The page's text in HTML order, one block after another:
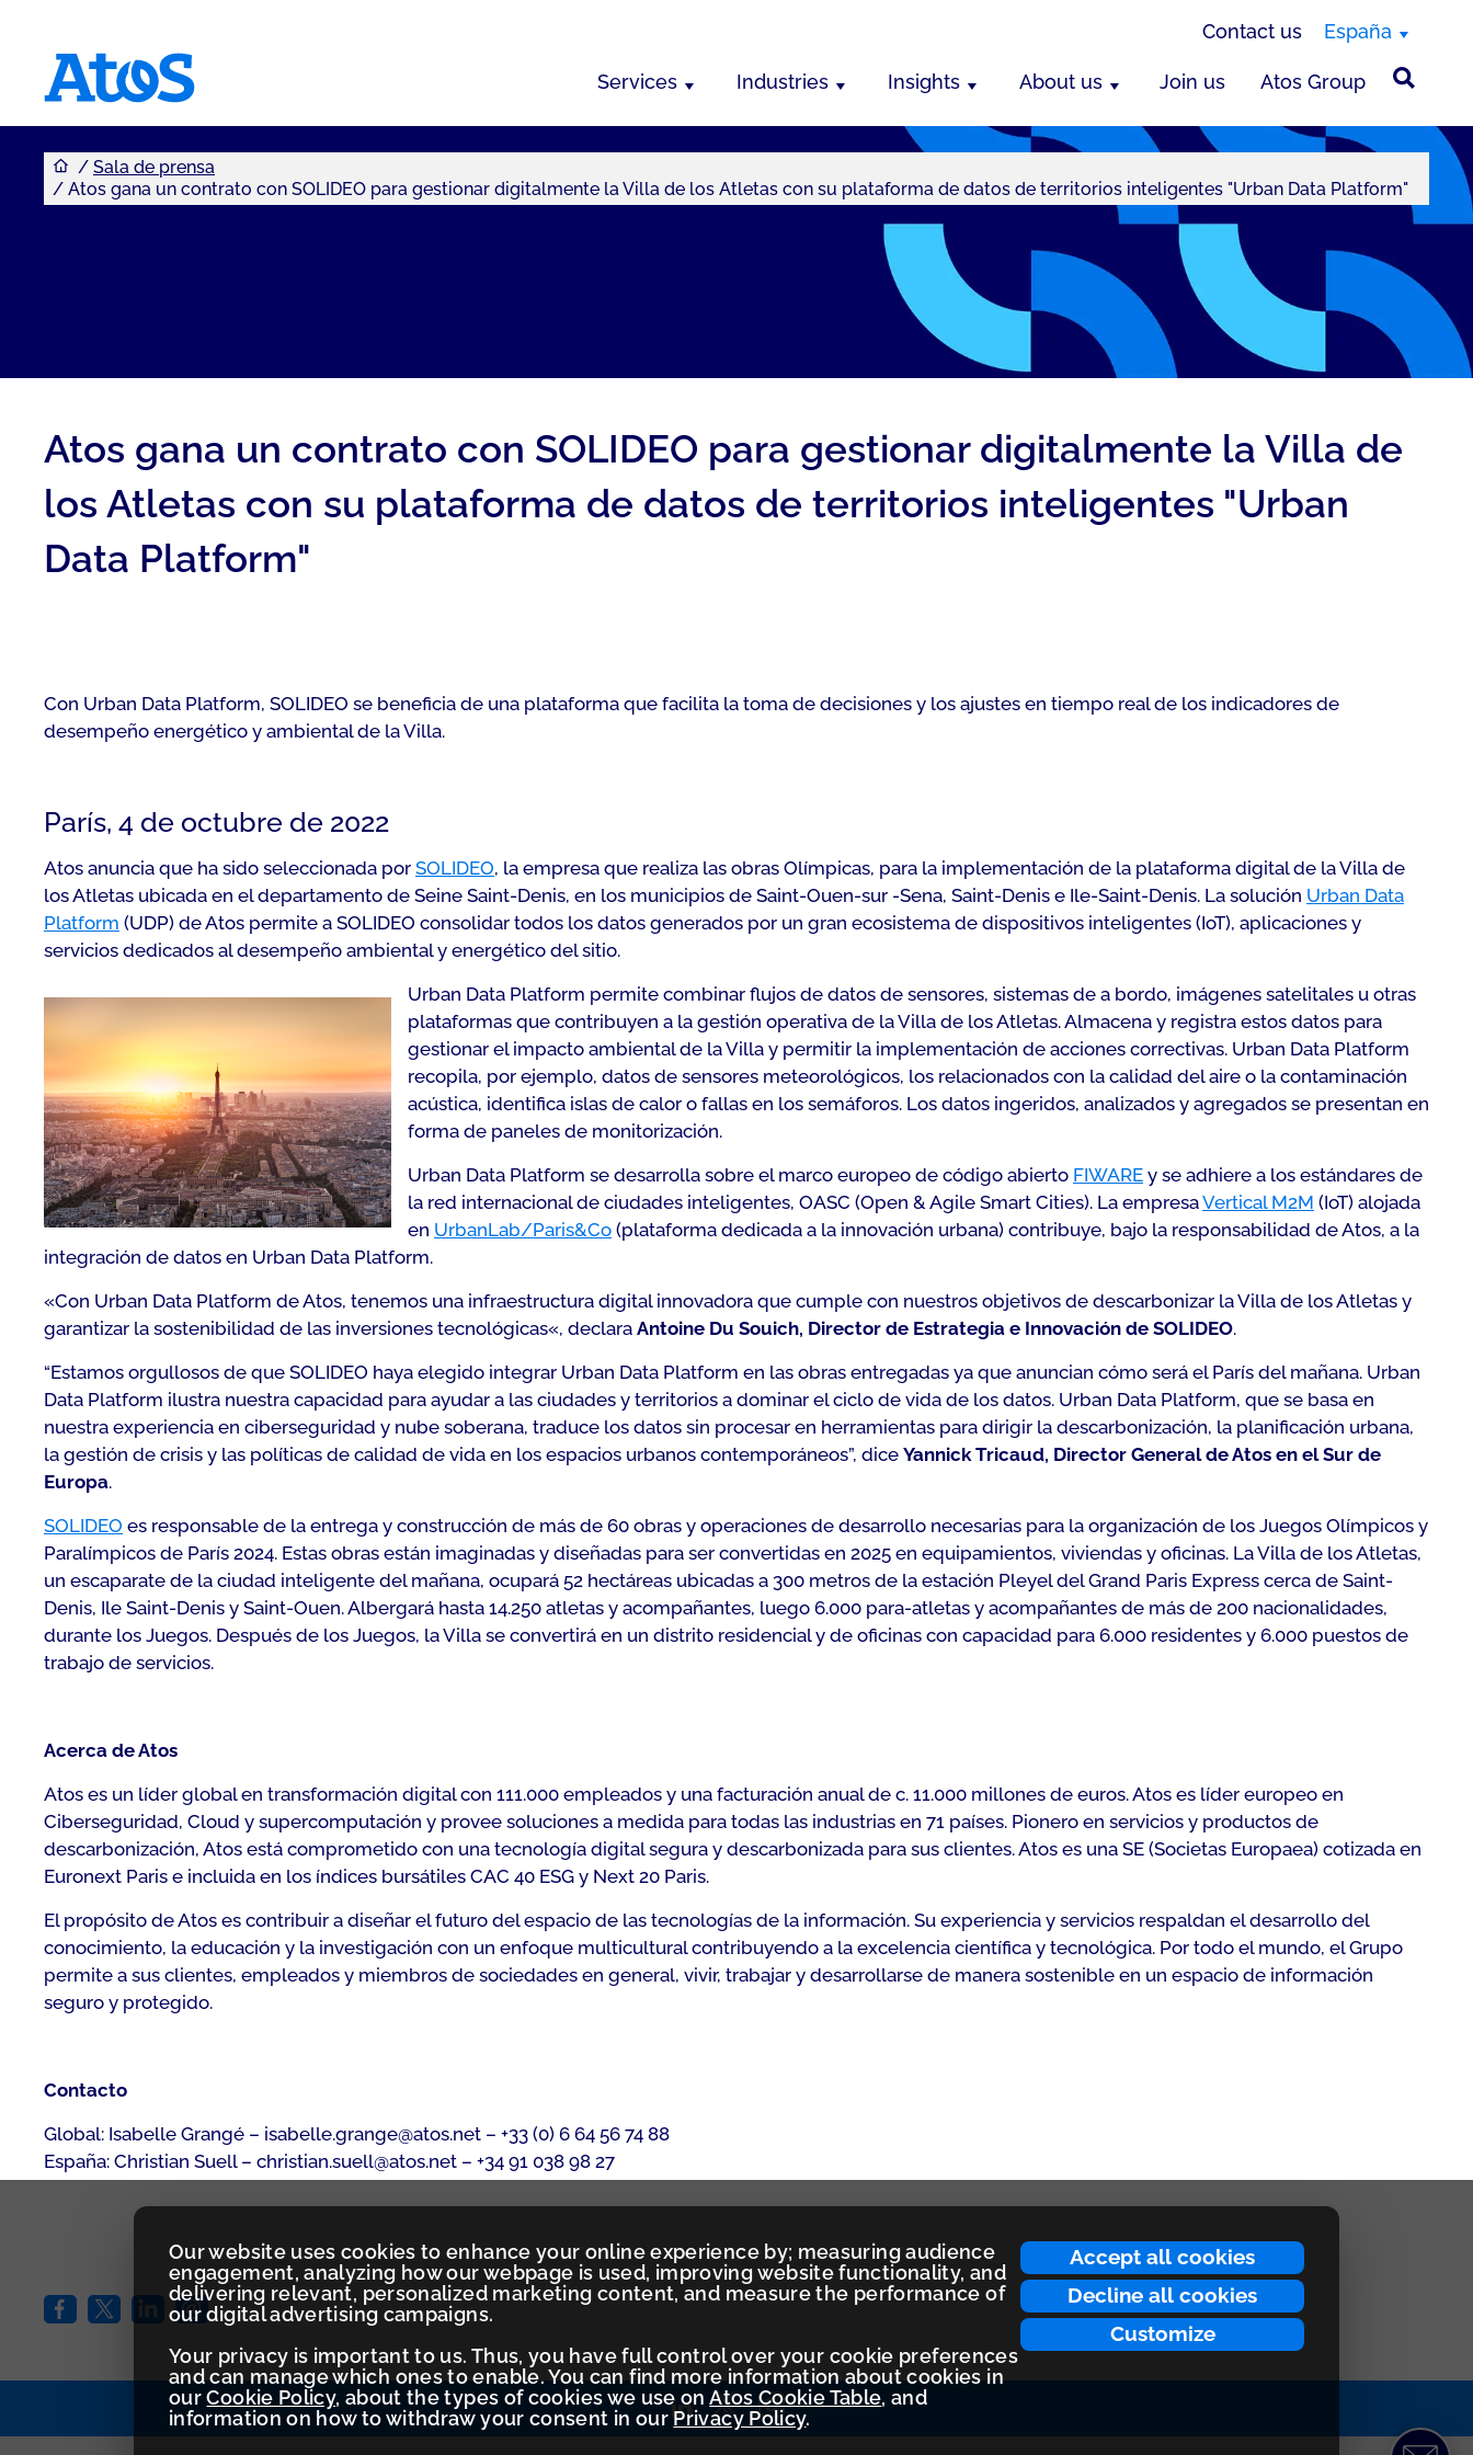
Accept all cookies
Decline all cookies
Customize
Our website uses cookies to enhance your online experience by; measuring audience
engagement, analyzing how our webpage is used, improving website functionality, and
delivering relevant, personalized marketing content, and measure the performance of
our digital advertising campaigns.
Your privacy is important to us. Thus, you have full control over your cookie preferences
and can manage which ones to enable. You can find more information about cookies in
ourCookie Policy, about the types of cookies we use onAtos Cookie Table, and
information on how to withdraw your consent in ourPrivacy Policy.
Contact us España
Services Industries Insights About us Join us Atos Group
Usted se encuentra aquí
Sala de prensa
Atos gana un contrato con SOLIDEO para gestionar digitalmente la Villa de los Atletas con su plataforma de datos de territorios inteligentes "Urban Data Platform"
Atos gana un contrato con SOLIDEO para gestionar digitalmente la Villa de
los Atletas con su plataforma de datos de territorios inteligentes "Urban
Data Platform"
Con Urban Data Platform, SOLIDEO se beneficia de una plataforma que facilita la toma de decisiones y los ajustes en tiempo real de los indicadores de
desempeño energético y ambiental de la Villa.
París, 4 de octubre de 2022
Atos anuncia que ha sido seleccionada por SOLIDEO, la empresa que realiza las obras Olímpicas, para la implementación de la plataforma digital de la Villa de
los Atletas ubicada en el departamento de Seine Saint-Denis, en los municipios de Saint-Ouen-sur -Sena, Saint-Denis e Ile-Saint-Denis. La solución Urban Data
Platform (UDP) de Atos permite a SOLIDEO consolidar todos los datos generados por un gran ecosistema de dispositivos inteligentes (IoT), aplicaciones y
servicios dedicados al desempeño ambiental y energético del sitio.
Urban Data Platform permite combinar flujos de datos de sensores, sistemas de a bordo, imágenes satelitales u otras
plataformas que contribuyen a la gestión operativa de la Villa de los Atletas. Almacena y registra estos datos para
gestionar el impacto ambiental de la Villa y permitir la implementación de acciones correctivas. Urban Data Platform
recopila, por ejemplo, datos de sensores meteorológicos, los relacionados con la calidad del aire o la contaminación
acústica, identifica islas de calor o fallas en los semáforos. Los datos ingeridos, analizados y agregados se presentan en
forma de paneles de monitorización.
Urban Data Platform se desarrolla sobre el marco europeo de código abierto FIWARE y se adhiere a los estándares de
la red internacional de ciudades inteligentes, OASC (Open & Agile Smart Cities). La empresaVertical M2M (IoT) alojada
en UrbanLab/Paris&Co (plataforma dedicada a la innovación urbana) contribuye, bajo la responsabilidad de Atos, a la
integración de datos en Urban Data Platform.
«Con Urban Data Platform de Atos, tenemos una infraestructura digital innovadora que cumple con nuestros objetivos de descarbonizar la Villa de los Atletas y
garantizar la sostenibilidad de las inversiones tecnológicas«, declara Antoine Du Souich, Director de Estrategia e Innovación de SOLIDEO.
“Estamos orgullosos de que SOLIDEO haya elegido integrar Urban Data Platform en las obras entregadas ya que anuncian cómo será el París del mañana. Urban
Data Platform ilustra nuestra capacidad para ayudar a las ciudades y territorios a dominar el ciclo de vida de los datos. Urban Data Platform, que se basa en
nuestra experiencia en ciberseguridad y nube soberana, traduce los datos sin procesar en herramientas para dirigir la descarbonización, la planificación urbana,
la gestión de crisis y las políticas de calidad de vida en los espacios urbanos contemporáneos”, dice Yannick Tricaud, Director General de Atos en el Sur de
Europa.
SOLIDEO es responsable de la entrega y construcción de más de 60 obras y operaciones de desarrollo necesarias para la organización de los Juegos Olímpicos y
Paralímpicos de París 2024. Estas obras están imaginadas y diseñadas para ser convertidas en 2025 en equipamientos, viviendas y oficinas. La Villa de los Atletas,
un escaparate de la ciudad inteligente del mañana, ocupará 52 hectáreas ubicadas a 300 metros de la estación Pleyel del Grand Paris Express cerca de Saint-
Denis, Ile Saint-Denis y Saint-Ouen. Albergará hasta 14.250 atletas y acompañantes, luego 6.000 para-atletas y acompañantes de más de 200 nacionalidades,
durante los Juegos. Después de los Juegos, la Villa se convertirá en un distrito residencial y de oficinas con capacidad para 6.000 residentes y 6.000 puestos de
trabajo de servicios.
Acerca de Atos
Atos es un líder global en transformación digital con 111.000 empleados y una facturación anual de c. 11.000 millones de euros. Atos es líder europeo en
Ciberseguridad, Cloud y supercomputación y provee soluciones a medida para todas las industrias en 71 países. Pionero en servicios y productos de
descarbonización, Atos está comprometido con una tecnología digital segura y descarbonizada para sus clientes. Atos es una SE (Societas Europaea) cotizada en
Euronext Paris e incluida en los índices bursátiles CAC 40 ESG y Next 20 Paris.
El propósito de Atos es contribuir a diseñar el futuro del espacio de las tecnologías de la información. Su experiencia y servicios respaldan el desarrollo del
conocimiento, la educación y la investigación con un enfoque multicultural contribuyendo a la excelencia científica y tecnológica. Por todo el mundo, el Grupo
permite a sus clientes, empleados y miembros de sociedades en general, vivir, trabajar y desarrollarse de manera sostenible en un espacio de información
seguro y protegido.
Contacto
Global: Isabelle Grangé – isabelle.grange@atos.net – +33 (0) 6 64 56 74 88
España: Christian Suell – christian.suell@atos.net – +34 91 038 98 27